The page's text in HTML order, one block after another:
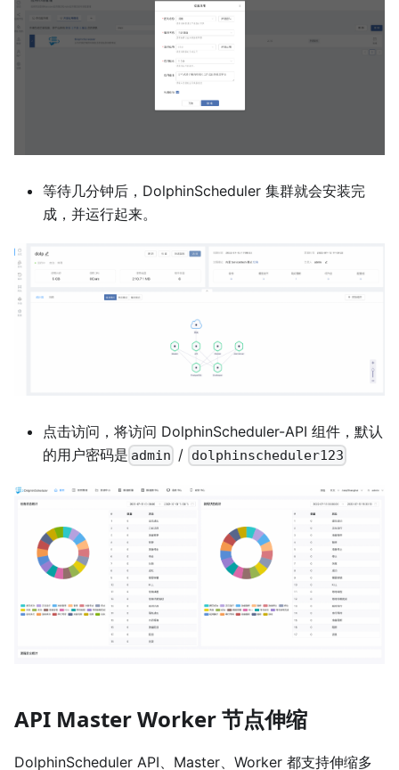
等待几分钟后，DolphinScheduler 集群就会安装完
成，并运行起来。
点击访问，将访问 DolphinScheduler-API 组件，默认
的用户密码是 admin / dolphinscheduler123
API Master Worker 节点伸缩
DolphinScheduler API、Master、Worker 都支持伸缩多